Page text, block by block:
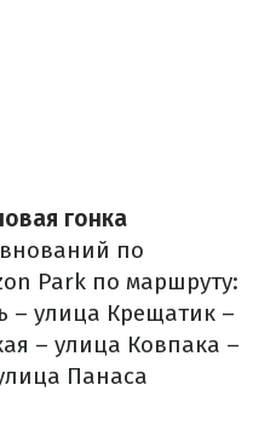
гонка
по
Park по маршруту:
– улица Крещатик –
– улица Ковпака –
Панаса